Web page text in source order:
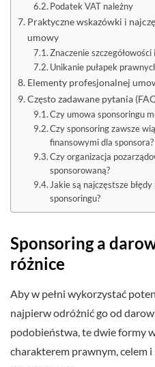
Podatek VAT należny
Praktyczne wskazówki i
umowy
Znaczenie
Unikanie pułapek
Elementy profesjonalnej
Często zadawane pytania
Czy umowa sponsoringu
Czy sponsoring zawsze
finansowymi dla sponsora?
Czy organizacja
sponsorowaną?
Jakie są najczęstsze
sponsoringu?
Sponsoring a
różnice
Aby w pełni wykorzystać
najpierw odróżnić go od
podobieństwa, te dwie formy
charakterem prawnym, celem